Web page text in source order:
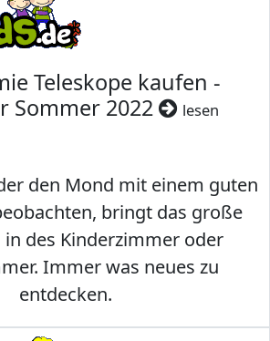
Teleskope kaufen -
Sommer 2022
lesen
den Mond mit einem guten
bringt das große
des Kinderzimmer oder
Immer was neues zu
entdecken.